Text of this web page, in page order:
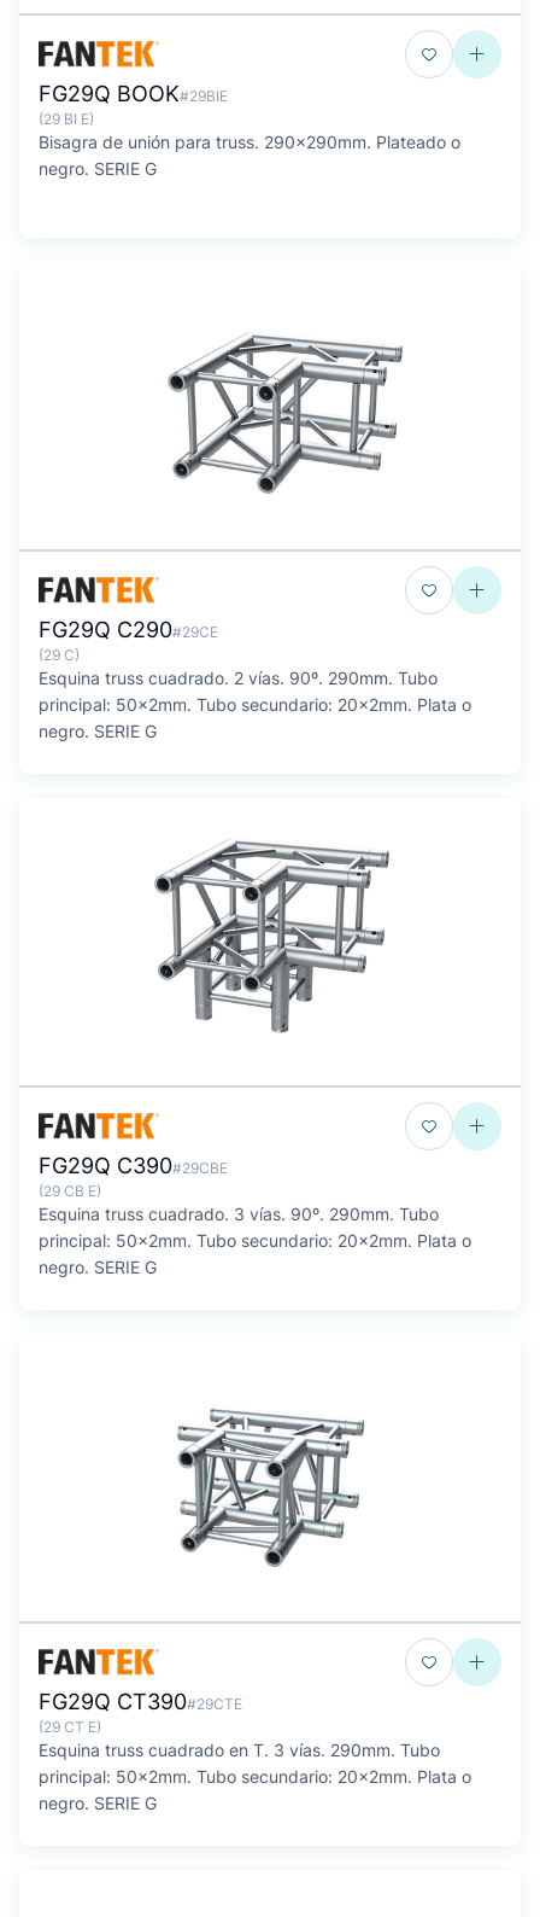
FG29Q BOOK#29BIE
(29 BI E)
Bisagra de unión para truss. 290x290mm. Plateado o
negro. SERIE G
FG29Q C290#29CE
(29 C)
Esquina truss cuadrado. 2 vías. 90º. 290mm. Tubo
principal: 50x2mm. Tubo secundario: 20x2mm. Plata o
negro. SERIE G
FG29Q C390#29CBE
(29 CB E)
Esquina truss cuadrado. 3 vías. 90º. 290mm. Tubo
principal: 50x2mm. Tubo secundario: 20x2mm. Plata o
negro. SERIE G
FG29Q CT390#29CTE
(29 CT E)
Esquina truss cuadrado en T. 3 vías. 290mm. Tubo
principal: 50x2mm. Tubo secundario: 20x2mm. Plata o
negro. SERIE G